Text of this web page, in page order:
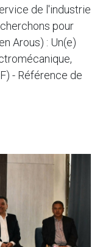
de l'industrie
pour
Arous) : Un(e)
- Référence de